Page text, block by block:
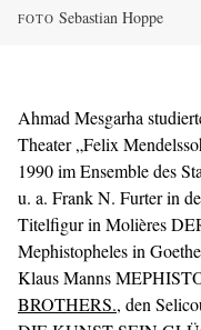
FOTO Sebastian Hoppe
Ahmad Mesgarha
Theater „Felix
1990 im Ensemble des
u. a. Frank N. Furter in
Titelfigur in Molières
Mephistopheles in
Klaus Manns
BROTHERS., den